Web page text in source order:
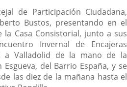
de Participación Ciudadana,
Bustos, presentando en el
la Casa Consistorial, junto a sus
Invernal de Encajeras
a Valladolid de la mano de la
del Barrio España, y se
las diez de la mañana hasta el